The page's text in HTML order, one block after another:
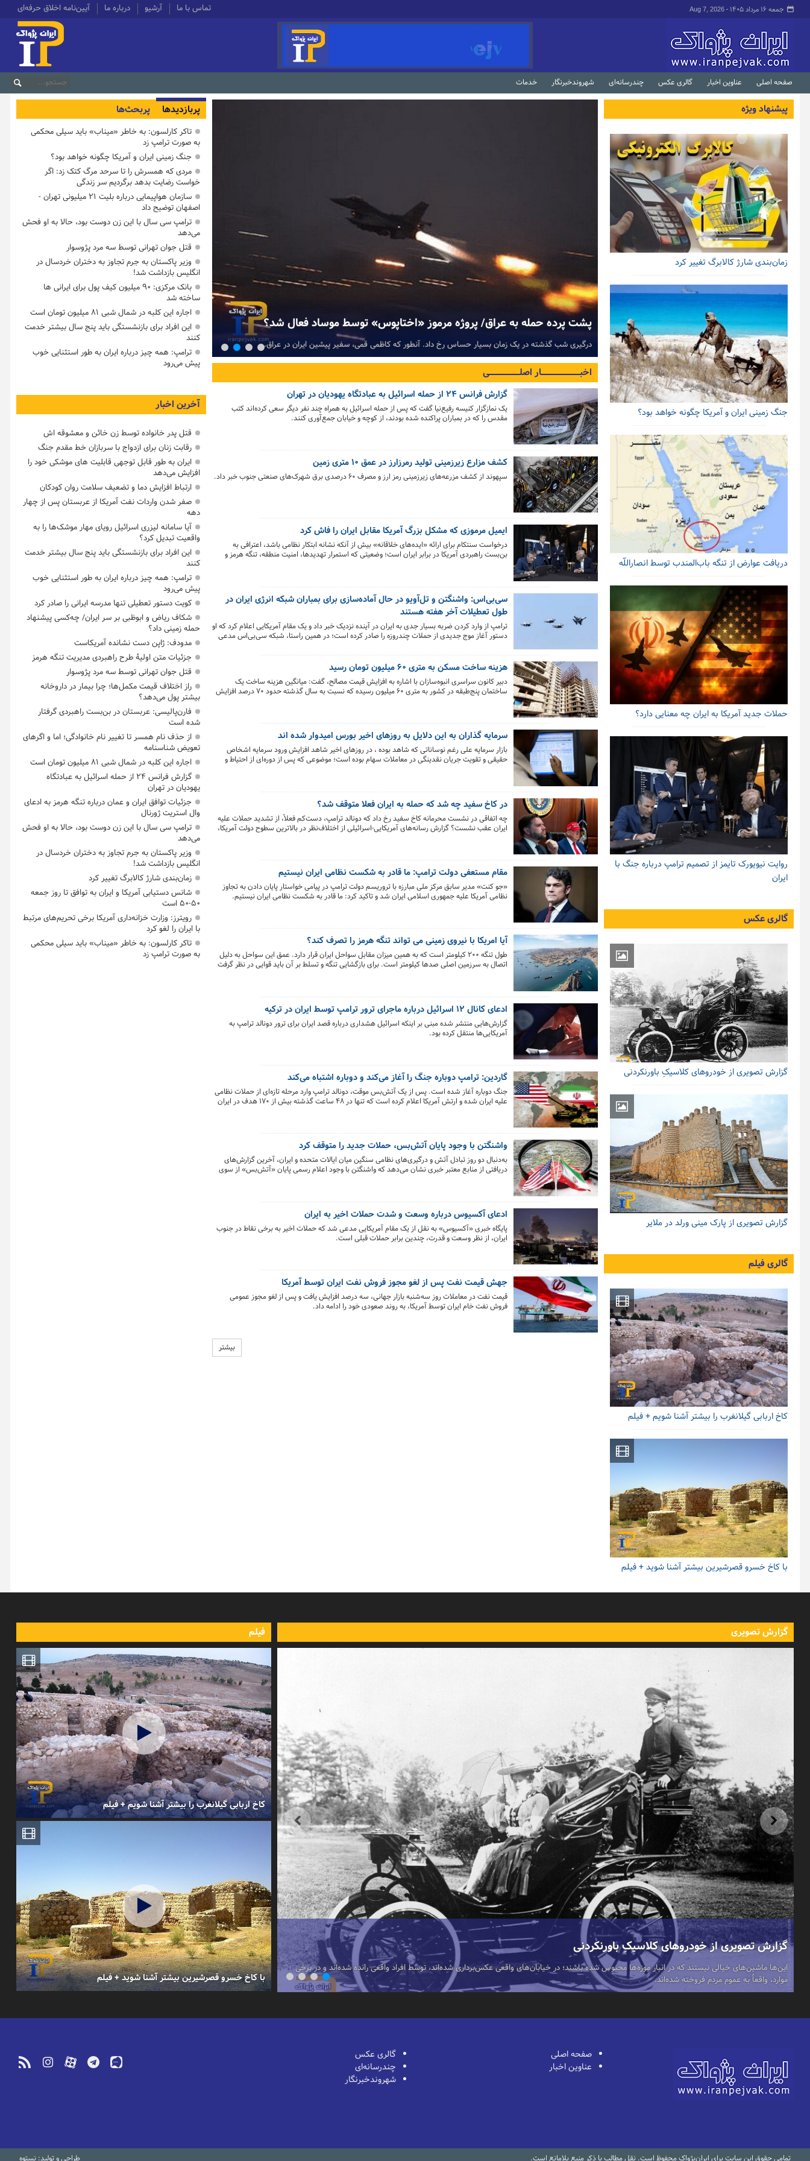
جمعه ۱۶ مرداد ۱۴۰۵ - Aug 7, 2026 تماس با ما آرشیو درباره ما آیین‌نامه اخلاق حرفه‌ای
صفحه اصلی عناوین اخبار گالری عکس چندرسانه‌ای شهروندخبرنگار خدمات
وضعیت تنگه هرمز در پیش است
ممکن است چندان طولانی نشود تا وضعیت تنگه هرمز…
پشت پرده حمله به عراق/ پروژه مرموز «اختاپوس» توسط موساد فعال شد؟
درگیری شب گذشته در یک زمان بسیار حساس رخ داد. آنطور که کاظمی قمی، سفیر پیشین ‌ایران ‌در عراق…
ایران با فناوری چین و تجربه جنگ روسیه و
رسانه انگلیسی گاردین مدعی شد که ایران با فناوری چین و
اخبــــــــــــــــــــــــــــــــار اصلـــــــــــــــــــــــــی
گزارش فرانس ۲۴ از حمله اسرائیل به عبادتگاه یهودیان در تهران
یک نمازگزار کنیسه رفیع‌نیا گفت که پس از حمله اسرائیل به همراه چند نفر دیگر سعی کرده‌اند کتب
مقدس را که در بمباران پراکنده شده بودند، از کوچه و خیابان جمع‌آوری کنند.
کشف مزارع زیرزمینی تولید رمرزارز در عمق ۱۰ متری زمین
سپهوند از کشف مزرعه‌های زیرزمینی رمز ارز و مصرف ۶۰ درصدی برق شهرک‌های صنعتی جنوب خبر داد.
ایمیل مرموزی که مشکل بزرگ آمریکا مقابل ایران را فاش کرد
درخواست سنتکام برای ارائه «ایده‌های خلاقانه» بیش از آنکه نشانه ابتکار نظامی باشد، اعترافی به
بن‌بست راهبردی آمریکا در برابر ایران است؛ وضعیتی که استمرار تهدیدها، امنیت منطقه، تنگه هرمز و
سی‌بی‌اس: واشنگتن و تل‌آویو در حال آماده‌سازی برای بمباران شبکه انرژی ایران در
طول تعطیلات آخر هفته هستند
ترامپ از وارد کردن ضربه بسیار جدی به ایران در آینده نزدیک خبر داد و یک مقام آمریکایی اعلام کرد که او
دستور آغاز موج جدیدی از حملات چندروزه را صادر کرده است؛ در همین راستا، شبکه سی‌بی‌اس مدعی
برق ایران آماده می‌شوند.
هزینه ساخت مسکن به متری ۶۰ میلیون تومان رسید
دبیر کانون سراسری انبوه‌سازان با اشاره به افزایش قیمت مصالح، گفت: میانگین هزینه ساخت یک
ساختمان پنج‌طبقه در کشور به متری ۶۰ میلیون رسیده که نسبت به سال گذشته حدود ۷۰ درصد افزایش
سرمایه گذاران به این دلایل به روزهای اخیر بورس امیدوار شده اند
بازار سرمایه علی رغم نوساناتی که شاهد بوده ، در روزهای اخیر شاهد افزایش ورود سرمایه اشخاص
حقیقی و تقویت جریان نقدینگی در معاملات سهام بوده است؛ موضوعی که پس از دوره‌ای از احتیاط و
در کاخ سفید چه شد که حمله به ایران فعلا متوقف شد؟
چه اتفاقی در نشست محرمانه کاخ سفید رخ داد که دونالد ترامپ، دست‌کم فعلاً، از تشدید حملات علیه
ایران عقب نشست؟ گزارش‌ رسانه‌های آمریکایی-اسرائیلی از اختلاف‌نظر در بالاترین سطوح دولت آمریکا،
گزینه‌ها علیه ایران روی میز خواهد ماند.
مقام مستعفی دولت ترامپ: ما قادر به شکست نظامی ایران نیستیم
«جو کنت» مدیر سابق مرکز ملی مبارزه با تروریسم دولت ترامپ در پیامی خواستار پایان دادن به تجاوز
نظامی آمریکا علیه جمهوری اسلامی ایران شد و تاکید کرد: ما قادر به شکست نظامی ایران نیستیم.
آیا امریکا با نیروی زمینی می تواند تنگه هرمز را تصرف کند؟
طول تنگه ۲۰۰ کیلومتر است که به همین میزان مقابل سواحل ایران قرار دارد. عمق این سواحل به دلیل
اتصال به سرزمین اصلی صدها کیلومتر است. برای بازگشایی تنگه و تسلط بر آن باید قوایی در نظر گرفت
ادعای کانال ۱۲ اسرائیل درباره ماجرای ترور ترامپ توسط ایران در ترکیه
گزارش‌هایی منتشر شده مبنی بر اینکه اسرائیل هشداری درباره قصد ایران برای ترور دونالد ترامپ به
آمریکایی‌ها منتقل کرده بود.
گاردین: ترامپ دوباره جنگ را آغاز می‌کند و دوباره اشتباه می‌کند
جنگ دوباره آغاز شده است. پس از یک آتش‌بس موقت، دونالد ترامپ وارد مرحله تازه‌ای از حملات نظامی
علیه ایران شده و ارتش آمریکا اعلام کرده است که تنها در ۴۸ ساعت گذشته بیش از ۱۷۰ هدف در ایران
واشنگتن با وجود پایان آتش‌بس، حملات جدید را متوقف کرد
به‌دنبال دو روز تبادل آتش و درگیری‌های نظامی سنگین میان ایالات متحده و ایران، آخرین گزارش‌های
دریافتی از منابع معتبر خبری نشان می‌دهد که واشنگتن با وجود اعلام رسمی پایان «آتش‌بس» از سوی
ادعای آکسیوس درباره وسعت و شدت حملات اخیر به ایران
پایگاه خبری «آکسیوس» به نقل از یک مقام آمریکایی مدعی شد که حملات اخیر به برخی نقاط در جنوب
ایران، از نظر وسعت و قدرت، چندین برابر حملات قبلی است.
جهش قیمت نفت پس از لغو مجوز فروش نفت ایران توسط آمریکا
قیمت نفت در معاملات روز سه‌شنبه بازار جهانی، سه درصد افزایش یافت و پس از لغو مجوز عمومی
فروش نفت خام ایران توسط آمریکا، به روند صعودی خود را ادامه داد.
بیشتر
پیشنهاد ویژه
زمان‌بندی شارژ کالابرگ تغییر کرد
جنگ زمینی ایران و آمریکا چگونه خواهد بود؟
دریافت عوارض از تنگه باب‌المندب توسط انصاراللّه
حملات جدید آمریکا به ایران چه معنایی دارد؟
روایت نیویورک تایمز از تصمیم ترامپ درباره جنگ با
ایران
گالری عکس
گزارش تصویری از خودروهای کلاسیکِ باورنکردنی
گزارش تصویری از پارک مینی ورلد در ملایر
گالری فیلم
کاخ اربابی گیلانغرب را بیشتر آشنا شویم + فیلم
با کاخ خسرو قصرشیرین بیشتر آشنا شوید + فیلم
پربازدیدها پربحث‌ها
تاکر کارلسون: به خاطر «میناب» باید سیلی محکمی
به صورت ترامپ زد
جنگ زمینی ایران و آمریکا چگونه خواهد بود؟
مردی که همسرش را تا سرحد مرگ کتک زد: اگر
خواست رضایت بدهد برگردیم سر زندگی
سازمان هواپیمایی درباره بلیت ۲۱ میلیونی تهران -
اصفهان توضیح داد
ترامپ سی سال با این زن دوست بود، حالا به او فحش
می‌دهد
قتل جوان تهرانی توسط سه مرد پژوسوار
وزیر پاکستان به جرم تجاوز به دختران خردسال در
انگلیس بازداشت شد!
بانک مرکزی: ۹۰ میلیون کیف پول برای ایرانی ها
ساخته شد
اجاره این کلبه در شمال شبی ۸۱ میلیون تومان است
این افراد برای بازنشستگی باید پنج سال بیشتر خدمت
کنند
ترامپ: همه چیز درباره ایران به طور استثنایی خوب
پیش می‌رود
آخرین اخبار
قتل پدر خانواده توسط زن خائن و معشوقه اش
رقابت زنان برای ازدواج با سربازان خط مقدم جنگ
ایران به طور قابل توجهی قابلیت های موشکی خود را
افزایش می‌دهد
ارتباط افزایش دما و تضعیف سلامت روان کودکان
صفر شدن واردات نفت آمریکا از عربستان پس از چهار
دهه
آیا سامانه لیزری اسرائیل رویای مهار موشک‌ها را به
واقعیت تبدیل کرد؟
این افراد برای بازنشستگی باید پنج سال بیشتر خدمت
کنند
ترامپ: همه چیز درباره ایران به طور استثنایی خوب
پیش می‌رود
کویت دستور تعطیلی تنها مدرسه ایرانی را صادر کرد
شکاف ریاض و ابوظبی بر سر ایران/ چه‌کسی پیشنهاد
حمله زمینی داد؟
مدودف: ژاپن دست نشانده آمریکاست
جزئیات متن اولیۀ طرح راهبردی مدیریت تنگه هرمز
قتل جوان تهرانی توسط سه مرد پژوسوار
راز اختلاف قیمت مکمل‌ها؛ چرا بیمار در داروخانه
بیشتر پول می‌دهد؟
فارن‌پالیسی: عربستان در بن‌بست راهبردی گرفتار
شده است
از حذف نام همسر تا تغییر نام خانوادگی؛ اما و اگرهای
تعویض شناسنامه
اجاره این کلبه در شمال شبی ۸۱ میلیون تومان است
گزارش فرانس ۲۴ از حمله اسرائیل به عبادتگاه
یهودیان در تهران
جزئیات توافق ایران و عمان درباره تنگه هرمز به ادعای
وال استریت ژورنال
ترامپ سی سال با این زن دوست بود، حالا به او فحش
می‌دهد
وزیر پاکستان به جرم تجاوز به دختران خردسال در
انگلیس بازداشت شد!
زمان‌بندی شارژ کالابرگ تغییر کرد
شانس دستیابی آمریکا و ایران به توافق تا روز جمعه
۵۰-۵۰ است
رویترز: وزارت خزانه‌داری آمریکا برخی تحریم‌های مرتبط
با ایران را لغو کرد
تاکر کارلسون: به خاطر «میناب» باید سیلی محکمی
به صورت ترامپ زد
گزارش تصویری
گزارش تصویری از خودروهای کلاسیکِ باورنکردنی
این‌ها ماشین‌های خیالی نیستند که در انبار موزه‌ها محبوس شده باشند؛ در خیابان‌های واقعی عکس‌برداری شده‌اند، توسط افراد واقعی رانده شده‌اند و در برخی
موارد، واقعاً به عموم مردم فروخته شده‌اند.
گزارش تصویری از پارک مینی ورلد در ملایر
پارک مینی ورلد ملایردر شمال این
در خاورمیانه نیز شناخته می‌شود. پارک مینی ورلد ملایر در با هدف به نمایش گذاشتن
معبد باستانی پارتنون یونان، آرامگاه فردوسی، خیام، سی و سه پل، پل ورسک
فراهم کرده، بلکه به معرفی فرهنگ و تاریخ غنی ایران نیز کمک خواهد کرد.
فیلم
کاخ اربابی گیلانغرب را بیشتر آشنا شویم + فیلم
با کاخ خسرو قصرشیرین بیشتر آشنا شوید + فیلم
صفحه اصلی
عناوین اخبار
گالری عکس
چندرسانه‌ای
شهروندخبرنگار
تمامی حقوق این سایت برای ایران‌پژواک محفوظ است. نقل مطالب با ذکر منبع بلامانع است. طراحی و تولید: نستوه